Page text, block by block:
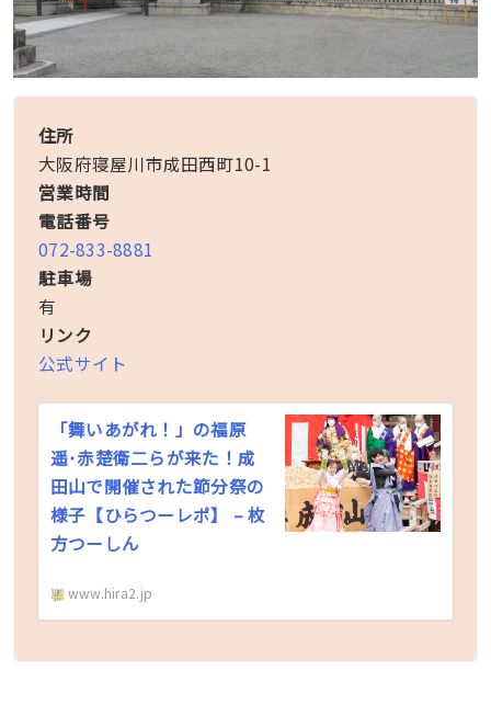
住所
大阪府寝屋川市成田西町10-1
営業時間
電話番号
072-833-8881
駐車場
有
リンク
公式サイト
「舞いあがれ！」の福原
遥･赤楚衛二らが来た！成
田山で開催された節分祭の
様子【ひらつーレポ】 – 枚
方つーしん
www.hira2.jp